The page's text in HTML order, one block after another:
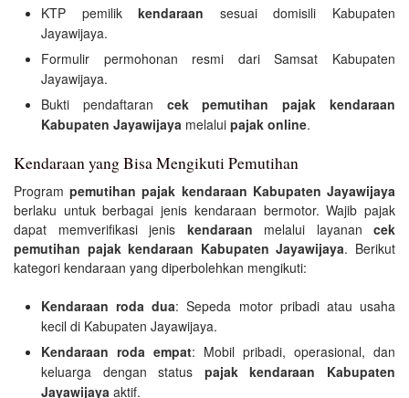
KTP pemilikkendaraan sesuai domisili Kabupaten
Jayawijaya.
Formulir permohonan resmi dari Samsat Kabupaten
Jayawijaya.
Bukti pendaftaran cek pemutihan pajak kendaraan
Kabupaten Jayawijaya melalui pajak online.
Kendaraan yang Bisa Mengikuti Pemutihan
Programpemutihan pajak kendaraan Kabupaten Jayawijaya
berlaku untuk berbagai jenis kendaraan bermotor. Wajib pajak
dapat memverifikasi jenis kendaraan melalui layanan cek
pemutihan pajak kendaraan Kabupaten Jayawijaya. Berikut
kategori kendaraan yang diperbolehkan mengikuti:
Kendaraan roda dua: Sepeda motor pribadi atau usaha
kecil di Kabupaten Jayawijaya.
Kendaraan roda empat: Mobil pribadi, operasional, dan
keluarga dengan status pajak kendaraan Kabupaten
Jayawijaya aktif.